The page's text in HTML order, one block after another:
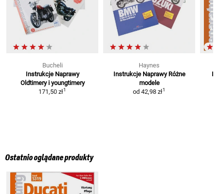
Bucheli
Instrukcje Naprawy
Oldtimery i youngtimery
171,50 zł1
Haynes
Instrukcje Naprawy Różne
modele
od 42,98 zł1
Ostatnio oglądane produkty